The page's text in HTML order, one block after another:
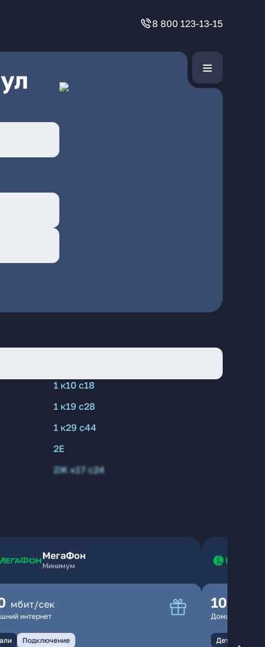
8 800 123-13-15
1 к10 с18
1 к19 с28
1 к29 с44
2Е
2Ж к17 с24
МегаФон
Минимум
мбит/сек
интернет
Подключение
100
Домашний
Детали